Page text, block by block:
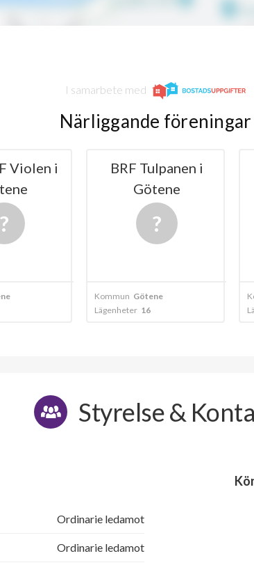
I samarbete med
Närliggande föreningar
Violen i
BRF Tulpanen i
Götene
Kommun Götene
Lägenheter 16
Styrelse &
Ordinarie ledamot
Ordinarie ledamot